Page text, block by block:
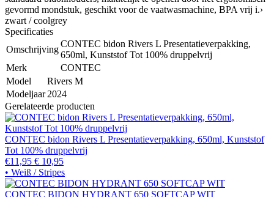
gevormd mondstuk, geschikt voor de vaatwasmachine, BPA vrij i.›
zwart / coolgrey
Specificaties
Omschrijving
CONTEC bidon Rivers L Presentatieverpakking,
650ml, Kunststof Tot 100% druppelvrij
Merk
CONTEC
Model
Rivers M
Modeljaar 2024
Gerelateerde producten
CONTEC bidon Rivers L Presentatieverpakking, 650ml, Kunststof
Tot 100% druppelvrij
€11,95 € 10,95
• Weiß / Stripes
CONTEC BIDON HYDRANT 650 SOFTCAP WIT